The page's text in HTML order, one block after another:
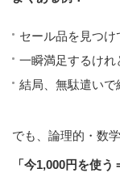
セール品を見つけ
一瞬満足するけ
結局、無駄遣いで
でも、論理的・数
「今1,000円を使